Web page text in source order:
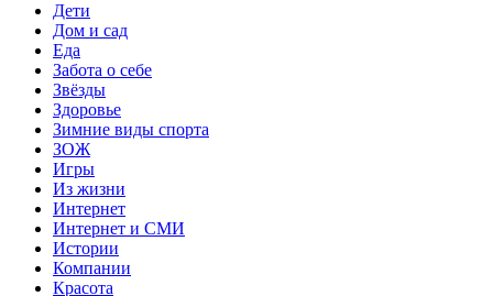
Дети
Дом и сад
Еда
Забота о себе
Звёзды
Здоровье
Зимние виды спорта
ЗОЖ
Игры
Из жизни
Интернет
Интернет и СМИ
Истории
Компании
Красота